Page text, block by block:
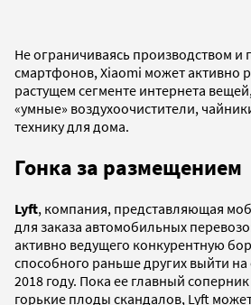
Не ограничиваясь производством и
смартфонов, Xiaomi может активно
растущем сегменте интернета
«умные» воздухоочистители,
технику для дома.
Гонка за размещением
Lyft, компания, представляющая
для заказа автомобильных
активно ведущего конкурентную
способного раньше других выйти
2018 году. Пока ее главный
горькие плоды скандалов, Lyft